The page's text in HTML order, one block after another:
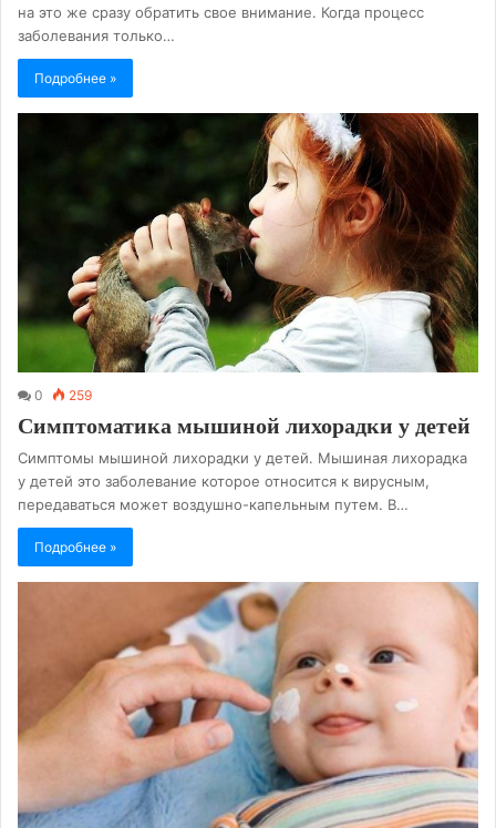
на это же сразу обратить свое внимание. Когда процесс
заболевания только…
Подробнее »
0 259
Симптоматика мышиной лихорадки у детей
Симптомы мышиной лихорадки у детей. Мышиная лихорадка
у детей это заболевание которое относится к вирусным,
передаваться может воздушно-капельным путем. В…
Подробнее »